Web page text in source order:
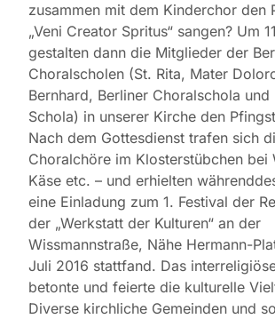
zusammen mit dem Kinderchor den
„Veni Creator Spritus“ sangen? Um
gestalten dann die Mitglieder der
Choralscholen (St. Rita, Mater
Bernhard, Berliner Choralschola und
Schola) in unserer Kirche den
Nach dem Gottesdienst trafen sich
Choralchöre im Klosterstübchen bei
Käse etc. – und erhielten
eine Einladung zum 1. Festival der
der „Werkstatt der Kulturen“ an der
Wissmannstraße, Nähe Hermann-
Juli 2016 stattfand. Das
betonte und feierte die kulturelle
Diverse kirchliche Gemeinden und